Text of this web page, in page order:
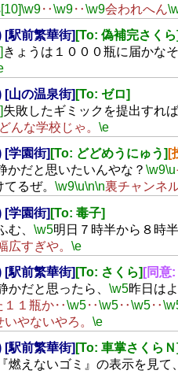
\w9‥\w9‥\w9会われへん
[駅前繁華街] [To: 偽補完さくら]
きょうは１０００瓶に届かなそ
[山の温泉街] [To: ゼロ]
失敗したギミックを提出すれ
んな学校じゃ。 \e
[学園街] [To: どどめうにゅう] [
かだと思いたいんやな？ \w9\u
るぜ。 \w9\u\n\n裏チャンネ
[学園街] [To: 毒子]
む、 \w5明日７時半から８時
広すぎや。 \e
[駅前繁華街] [To: さくら] [同意:
かだと思ったら、 \w5昨日は
１１瓶か‥\w5‥\w5‥\w5‥
やないやろ。 \e
[駅前繁華街] [To: 車掌さくらＮ]
『燃えないゴミ』の表示を見て、